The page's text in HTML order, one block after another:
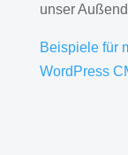
unser
Beispiele für
WordPress